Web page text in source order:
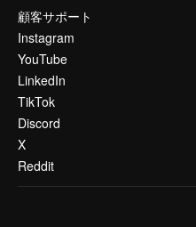
顧客サポート
Instagram
YouTube
LinkedIn
TikTok
Discord
X
Reddit